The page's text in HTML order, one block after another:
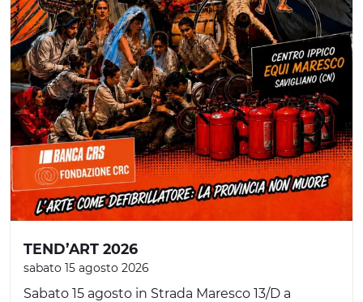
TEND’ART 2026
sabato 15 agosto 2026
Sabato 15 agosto in Strada Maresco 13/D a